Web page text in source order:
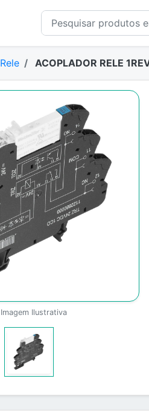
Rele ACOPLADOR RELE
Imagem Ilustrativa